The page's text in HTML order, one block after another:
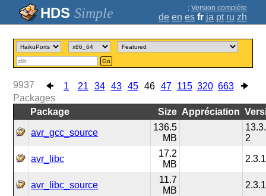
Simple ; Version complète
de en es fr ja pt ru zh
Go
1 21 34 43 45 46 47 115 320 663
9937
Packages
Package
Size Appréciation
avr_gcc_source
136.5
MB
2
avr_libc
17.2
MB
avr_libc_source
11.7
MB